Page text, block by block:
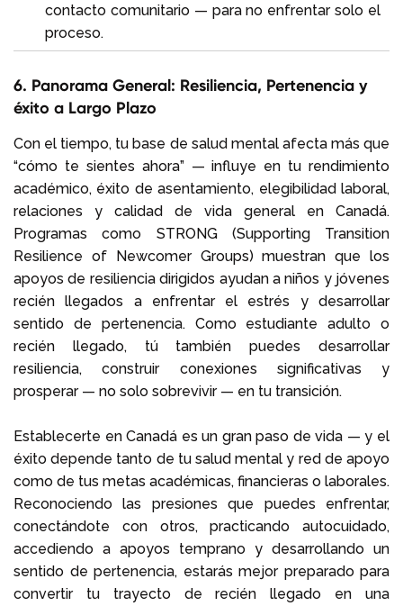
contacto comunitario — para no enfrentar solo el
proceso.
6. Panorama General: Resiliencia, Pertenencia y
éxito a Largo Plazo
Con el tiempo, tu base de salud mental afecta más que
“cómo te sientes ahora” — influye en tu rendimiento
académico, éxito de asentamiento, elegibilidad laboral,
relaciones y calidad de vida general en Canadá.
Programas como STRONG (Supporting Transition
Resilience of Newcomer Groups) muestran que los
apoyos de resiliencia dirigidos ayudan a niños y jóvenes
recién llegados a enfrentar el estrés y desarrollar
sentido de pertenencia. Como estudiante adulto o
recién llegado, tú también puedes desarrollar
resiliencia, construir conexiones significativas y
prosperar — no solo sobrevivir — en tu transición.
Establecerte en Canadá es un gran paso de vida — y el
éxito depende tanto de tu salud mental y red de apoyo
como de tus metas académicas, financieras o laborales.
Reconociendo las presiones que puedes enfrentar,
conectándote con otros, practicando autocuidado,
accediendo a apoyos temprano y desarrollando un
sentido de pertenencia, estarás mejor preparado para
convertir tu trayecto de recién llegado en una